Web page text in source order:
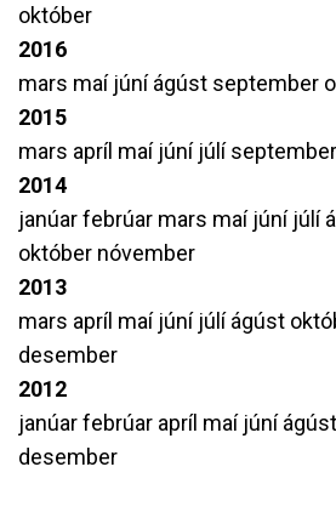
október
2016
mars maí júníágúst september
2015
mars apríl maí júní júlíseptember
2014
janúarfebrúar mars maí júní júlí
október nóvember
2013
mars apríl maí júní júlíágúst
desember
2012
janúarfebrúar apríl maí júníágúst
desember